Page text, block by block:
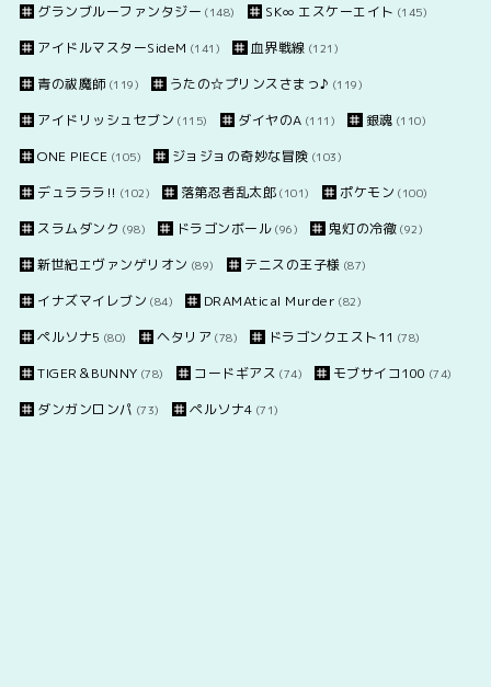
グランブルーファンタジー (148) SK∞ エスケーエイト (145)
アイドルマスターSideM (141) 血界戦線 (121)
青の祓魔師 (119) うたの☆プリンスさまっ♪ (119)
アイドリッシュセブン (115) ダイヤのA (111) 銀魂 (110)
ONE PIECE (105) ジョジョの奇妙な冒険 (103)
デュラララ!! (102) 落第忍者乱太郎 (101) ポケモン (100)
スラムダンク (98) ドラゴンボール (96) 鬼灯の冷徹 (92)
新世紀エヴァンゲリオン (89) テニスの王子様 (87)
イナズマイレブン (84) DRAMAtical Murder (82)
ペルソナ5 (80) ヘタリア (78) ドラゴンクエスト11 (78)
TIGER＆BUNNY (78) コードギアス (74) モブサイコ100 (74)
ダンガンロンパ (73) ペルソナ4 (71)